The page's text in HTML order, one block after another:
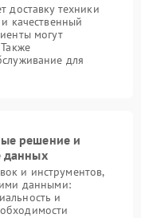
доставку техники
качественный
могут
для
решение и
данных
и инструментов,
данными:
и